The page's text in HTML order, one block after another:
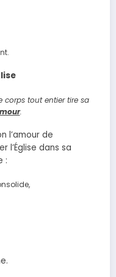
corps tout entier tire sa
.
l’amour de
l’Église dans sa
: